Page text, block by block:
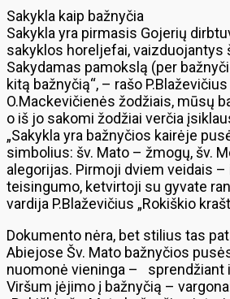
Sakykla kaip bažnyčia
Sakykla yra pirmasis Gojerių
sakyklos horeljefai, vaizduojantys
Sakydamas pamokslą (per
kitą bažnyčią“, – rašo
O.Mackevičienės žodžiais, mūsų
o iš jo sakomi žodžiai verčia
„Sakykla yra bažnyčios kairėje
simbolius: šv. Mato – žmogų, šv.
alegorijas. Pirmoji dviem veidais
teisingumo, ketvirtoji su gyvate
vardija P.Blaževičius „Rokiškio
Dokumento nėra, bet stilius tas
Abiejose Šv. Mato bažnyčios
nuomonė vieninga – sprendžiant
Viršum įėjimo į bažnyčią –